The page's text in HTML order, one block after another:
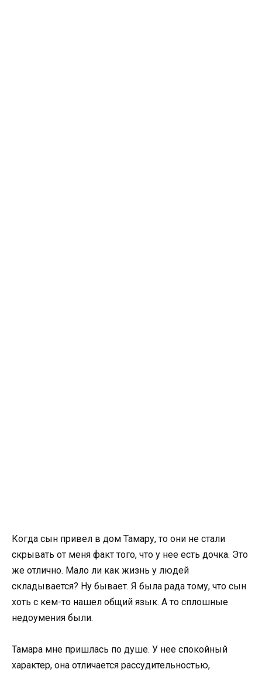
Когда сын привел в дом Тамару, то они не стали
скрывать от меня факт того, что у нее есть дочка. Это
же отлично. Мало ли как жизнь у людей
складывается? Ну бывает. Я была рада тому, что сын
хоть с кем-то нашел общий язык. А то сплошные
недоумения были.
Тамара мне пришлась по душе. У нее спокойный
характер, она отличается рассудительностью,